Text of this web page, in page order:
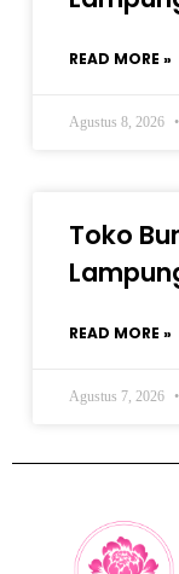
READ MORE »
Agustus 8, 2026
Toko
READ MORE »
Agustus 7, 2026